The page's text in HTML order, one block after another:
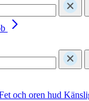
och oren hud